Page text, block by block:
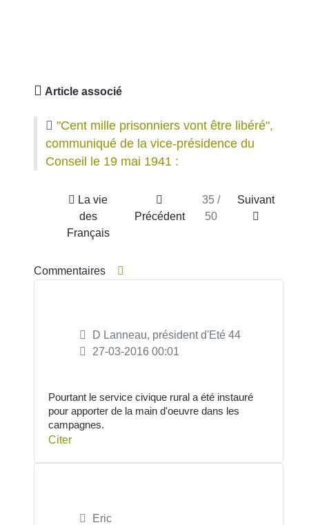
Article associé
"Cent mille prisonniers vont être libéré",
communiqué de la vice-présidence du
Conseil le 19 mai 1941 :
La vie
des
Français
Précédent
35 /
50
Suivant
Commentaires
D Lanneau, président d'Eté 44
27-03-2016 00:01
Pourtant le service civique rural a été instauré
pour apporter de la main d'oeuvre dans les
campagnes.
Citer
Eric